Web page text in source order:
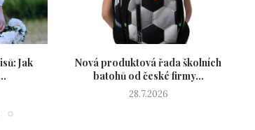
Jak
Nová produktová řada školních
batohů od české firmy...
28.7.2026